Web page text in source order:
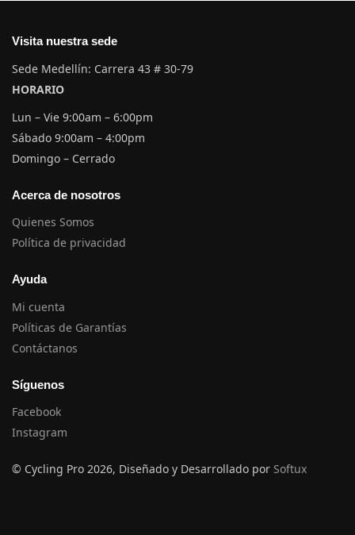
Visita nuestra sede
Sede Medellín: Carrera 43 # 30-79
HORARIO
Lun – Vie 9:00am – 6:00pm
Sábado 9:00am – 4:00pm
Domingo – Cerrado
Acerca de nosotros
Quienes Somos
Política de privacidad
Ayuda
Mi cuenta
Políticas de Garantías
Contáctanos
Síguenos
Facebook
Instagram
© Cycling Pro 2026, Diseñado y Desarrollado por Softux